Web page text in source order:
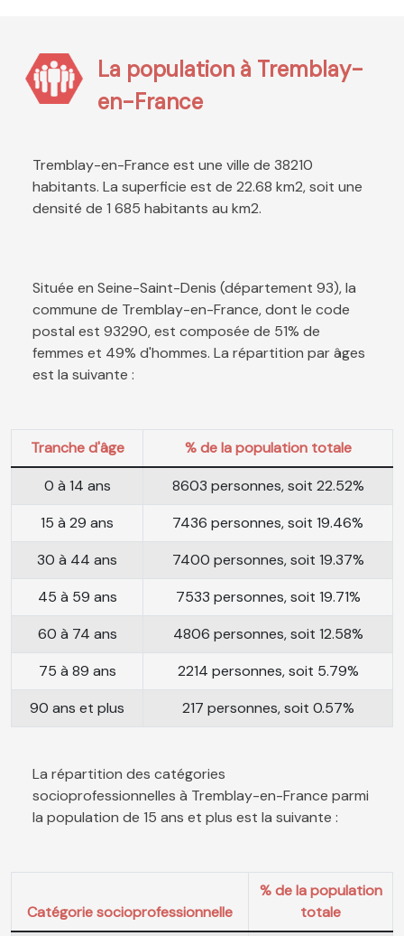
La population à Tremblay-
en-France
Tremblay-en-France est une ville de 38210
habitants. La superficie est de 22.68 km2, soit une
densité de 1 685 habitants au km2.
Située en Seine-Saint-Denis (département 93), la
commune de Tremblay-en-France, dont le code
postal est 93290, est composée de 51% de
femmes et 49% d'hommes. La répartition par âges
est la suivante :
Tranche d'âge
% de la population totale
0 à 14 ans
8603 personnes, soit 22.52%
15 à 29 ans
7436 personnes, soit 19.46%
30 à 44 ans
7400 personnes, soit 19.37%
45 à 59 ans
7533 personnes, soit 19.71%
60 à 74 ans
4806 personnes, soit 12.58%
75 à 89 ans
2214 personnes, soit 5.79%
90 ans et plus
217 personnes, soit 0.57%
La répartition des catégories
socioprofessionnelles à Tremblay-en-France parmi
la population de 15 ans et plus est la suivante :
Catégorie socioprofessionnelle
% de la population
totale